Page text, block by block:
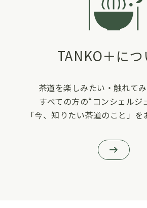
TANKO＋につ
茶道を楽しみたい・触れて
すべての方の“コンシェルジ
「今、知りたい茶道のこと」を